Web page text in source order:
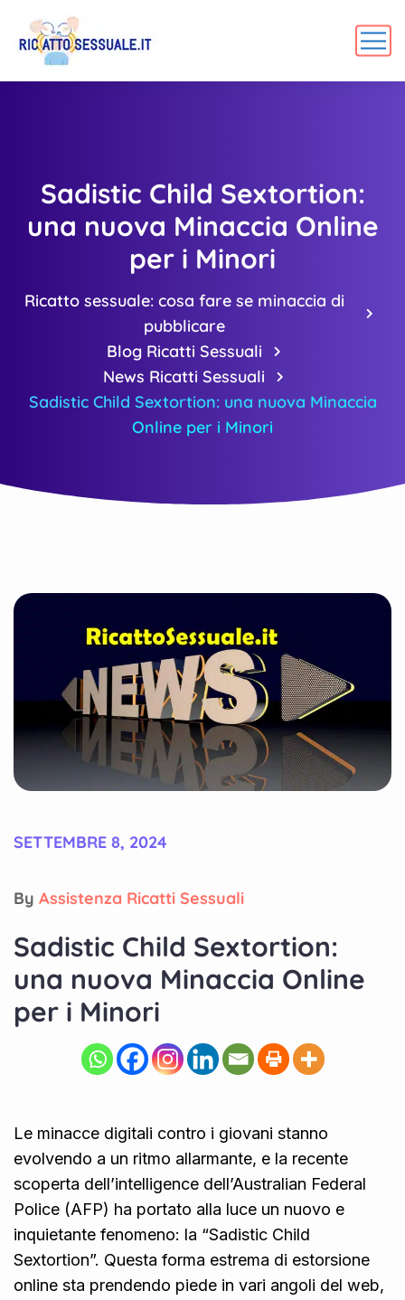
Sadistic Child Sextortion:
una nuova Minaccia Online
per i Minori
Ricatto sessuale: cosa fare se minaccia di
pubblicare
Blog Ricatti Sessuali
News Ricatti Sessuali
Sadistic Child Sextortion: una nuova Minaccia
Online per i Minori
SETTEMBRE 8, 2024
By Assistenza Ricatti Sessuali
Sadistic Child Sextortion:
una nuova Minaccia Online
per i Minori
Le minacce digitali contro i giovani stanno
evolvendo a un ritmo allarmante, e la recente
scoperta dell’intelligence dell’Australian Federal
Police (AFP) ha portato alla luce un nuovo e
inquietante fenomeno: la “Sadistic Child
Sextortion”. Questa forma estrema di estorsione
online sta prendendo piede in vari angoli del web,